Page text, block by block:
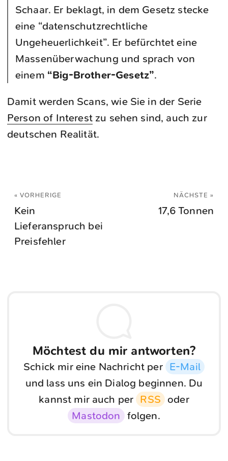
Schaar. Er beklagt, in dem Gesetz stecke
eine “datenschutzrechtliche
Ungeheuerlichkeit”. Er befürchtet eine
Massenüberwachung und sprach von
einem “Big-Brother-Gesetz”.
Damit werden Scans, wie Sie in der Serie
Person of Interestzu sehen sind, auch zur
deutschen Realität.
« VORHERIGE
Kein
Lieferanspruch bei
Preisfehler
NÄCHSTE »
17,6 Tonnen
Möchtest du mir antworten?
Schick mir eine Nachricht per E-Mail
und lass uns ein Dialog beginnen. Du
kannst mir auch per RSS oder
Mastodon folgen.